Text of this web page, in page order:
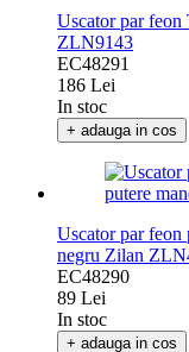
Uscator par
ZLN9143
EC48291
186 Lei
In stoc
Uscator par feon
negru Zilan
EC48290
89 Lei
In stoc